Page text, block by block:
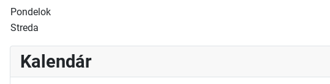
Pondelok
Streda
Kalendár